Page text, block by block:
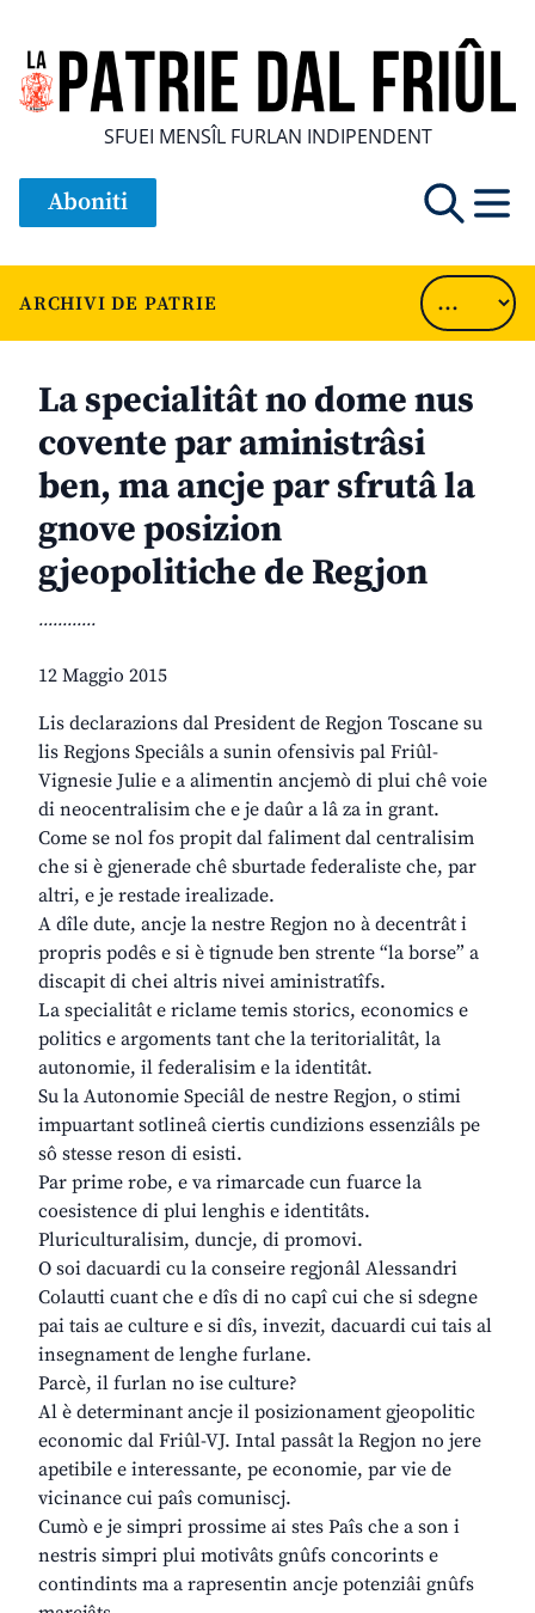
SFUEI MENSÎL FURLAN INDIPENDENT
Aboniti
ARCHIVI DE PATRIE
La specialitât no dome nus
covente par aministrâsi
ben, ma ancje par sfrutâ la
gnove posizion
gjeopolitiche de Regjon
............
12 Maggio 2015
Lis declarazions dal President de Regjon Toscane su
lis Regjons Speciâls a sunin ofensivis pal Friûl-
Vignesie Julie e a alimentin ancjemò di plui chê voie
di neocentralisim che e je daûr a lâ za in grant.
Come se nol fos propit dal faliment dal centralisim
che si è gjenerade chê sburtade federaliste che, par
altri, e je restade irealizade.
A dîle dute, ancje la nestre Regjon no à decentrât i
propris podês e si è tignude ben strente “la borse” a
discapit di chei altris nivei aministratîfs.
La specialitât e riclame temis storics, economics e
politics e argoments tant che la teritorialitât, la
autonomie, il federalisim e la identitât.
Su la Autonomie Speciâl de nestre Regjon, o stimi
impuartant sotlineâ ciertis cundizions essenziâls pe
sô stesse reson di esisti.
Par prime robe, e va rimarcade cun fuarce la
coesistence di plui lenghis e identitâts.
Pluriculturalisim, duncje, di promovi.
O soi dacuardi cu la conseire regjonâl Alessandri
Colautti cuant che e dîs di no capî cui che si sdegne
pai tais ae culture e si dîs, invezit, dacuardi cui tais al
insegnament de lenghe furlane.
Parcè, il furlan no ise culture?
Al è determinant ancje il posizionament gjeopolitic
economic dal Friûl-VJ. Intal passât la Regjon no jere
apetibile e interessante, pe economie, par vie de
vicinance cui paîs comuniscj.
Cumò e je simpri prossime ai stes Paîs che a son i
nestris simpri plui motivâts gnûfs concorints e
contindints ma a rapresentin ancje potenziâi gnûfs